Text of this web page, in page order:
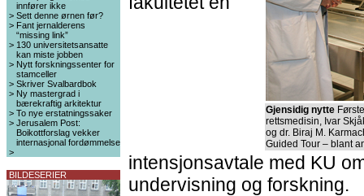
innfører ikke
> Sett denne ørnen før?
> Fant jernalderens
“missing link”
> 130 universitetsansatte
kan miste jobben
> Nytt forskningssenter for
stamceller
> Skriver Svalbardbok
> Ny mastergrad i
bærekraftig arkitektur
> To nye erstatningssaker
> Jerusalem Post:
Boikottforslag vekker
internasjonal fordømmelse
>
BILDESERIER
Gjensidig nytte
rettsmedisin, Ivar
og dr. Biraj M.
Guided Tour – blant
intensjonsavtale med KU
undervisning og forskning.